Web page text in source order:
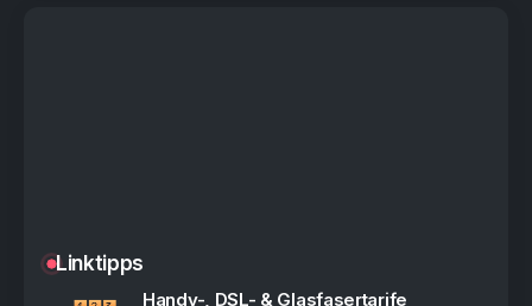
Linktipps
Handy-, DSL- & Glasfasertarife